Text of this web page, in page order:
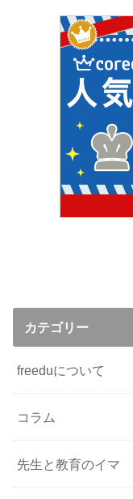
カテゴリー
freeduについて
コラム
先生と教育のイマ